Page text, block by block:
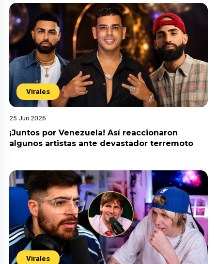
Virales
25 Jun 2026
¡Juntos por Venezuela! Así reaccionaron
algunos artistas ante devastador terremoto
Virales